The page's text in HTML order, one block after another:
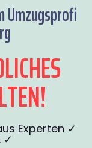
Umzugsprofi
Experten ✓
✓